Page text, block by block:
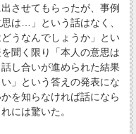
させてもらったが、事例
は…」という話はなく、
うなんでしょうか」とい
聞く限り「本人の意思は
し合いが進められた結果
」という答えの発表にな
を知らなければ話になら
には驚いた。